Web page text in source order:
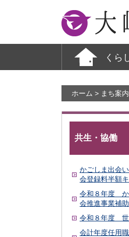
大崎町
くら
ホーム > まち案内
共生・協働
かごしま出会
会登録料半額
令和８年度 か
会推進事業補
令和８年度 世
会計年度任用